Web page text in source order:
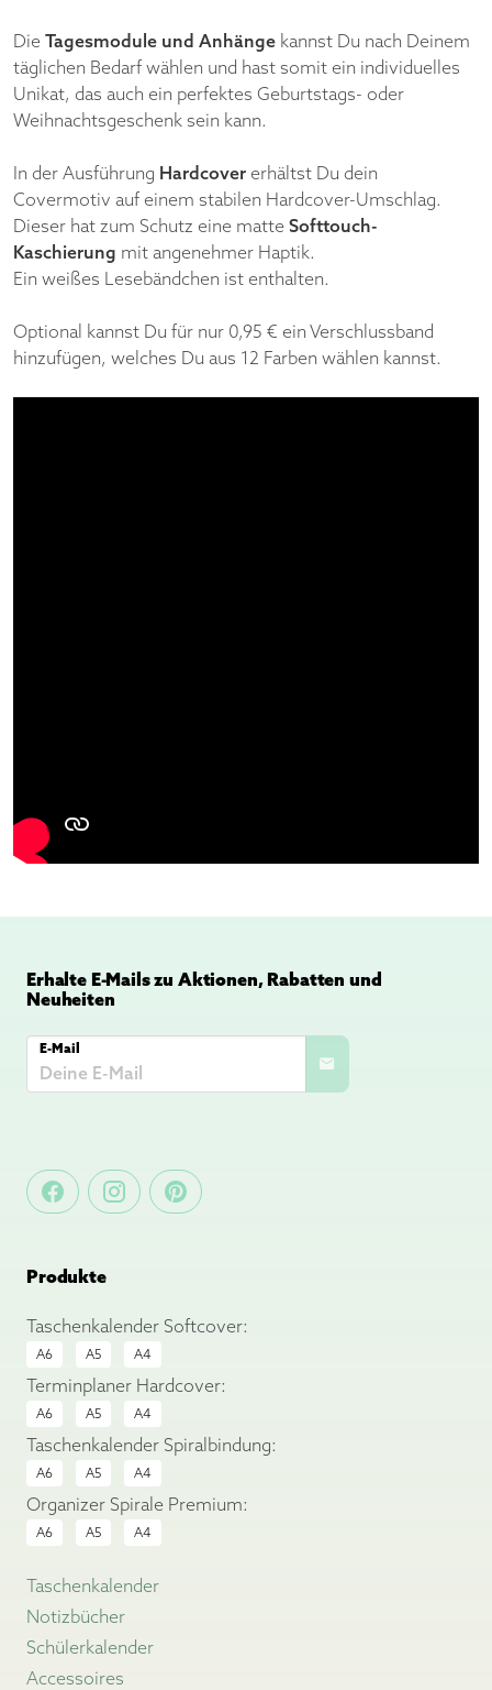
Die Tagesmodule und Anhänge kannst Du nach Deinem
täglichen Bedarf wählen und hast somit ein individuelles
Unikat, das auch ein perfektes Geburtstags- oder
Weihnachtsgeschenk sein kann.
In der Ausführung Hardcover erhältst Du dein
Covermotiv auf einem stabilen Hardcover-Umschlag.
Dieser hat zum Schutz eine matte Softtouch-
Kaschierung mit angenehmer Haptik.
Ein weißes Lesebändchen ist enthalten.
Optional kannst Du für nur 0,95 € ein Verschlussband
hinzufügen, welches Du aus 12 Farben wählen kannst.
Erhalte E-Mails zu Aktionen, Rabatten und
Neuheiten
E-Mail
Produkte
Taschenkalender Softcover:
A6 A5 A4
Terminplaner Hardcover:
A6 A5 A4
Taschenkalender Spiralbindung:
A6 A5 A4
Organizer Spirale Premium:
A6 A5 A4
Taschenkalender
Notizbücher
Schülerkalender
Accessoires